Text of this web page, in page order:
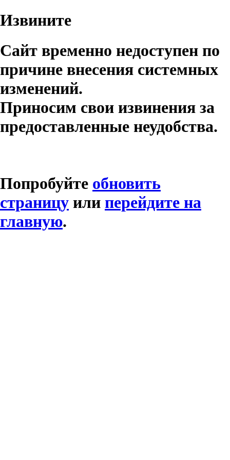
Извините
Сайт временно недоступен по
причине внесения системных
изменений.
Приносим свои извинения за
предоставленные неудобства.
Попробуйте обновить
страницу или перейдите на
главную.